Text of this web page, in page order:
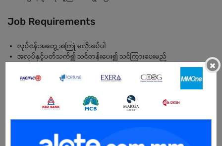
Job Requirements
လုပ်ငန်းအတွေ့အကြုံ မလိုအပ်ပါ
အလုပ်နှင့်ပတ်သက်၍ သင်တန်းပေး၍ သင်ကြားပေးမည်
AGTI / BE ပြီးသူများကို ဦးစားပေးမည် (ကျောင်းမပြီးသေးသူများလည်း
လျှောက်ထားနိုင်သည်)
အထက်တန်းအောင်နှင့် ဘွဲ့ရများလည်း လျှောက်ထားနိုင်ပါသည်
လူမှုဆက်ဆံရေး ကောင်းမွန်ပြီး ပြေပြစ်သူ ဖြစ်ရမည်
လုပ်ငန်းလိုအပ်ချက်အရ ခရီးသွားနိုင်ရမည်
သင်ယူလိုစိတ်ရှိပြီး ကြိုးစားလုပ်ကိုင်နိုင်သူ ဖြစ်ရမည်
×